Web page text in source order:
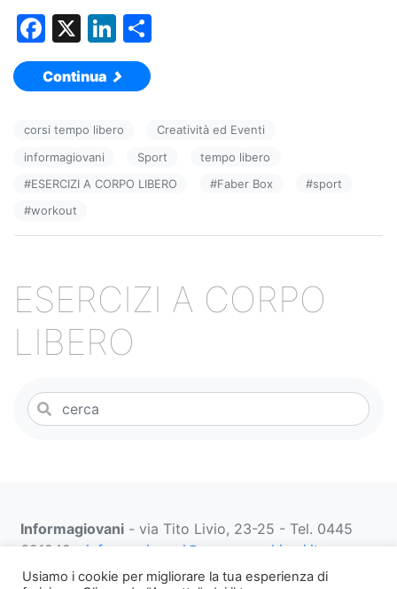
F
a
c
b
o
o
k
X
Li
n
k
dI
n
vi
di
Continua
corsi tempo libero
Creatività ed Eventi
informagiovani
Sport
tempo libero
#ESERCIZI A CORPO LIBERO #Faber Box #sport
#workout
ESERCIZI A CORPO
LIBERO
Informagiovani - via Tito Livio, 23-25 - Tel. 0445
691249 - informagiovani@comune.schio.vi.it
prenotazionifaberbox@comune.schio.vi.it0445 691
Usiamo i cookie per migliorare la tua esperienza di